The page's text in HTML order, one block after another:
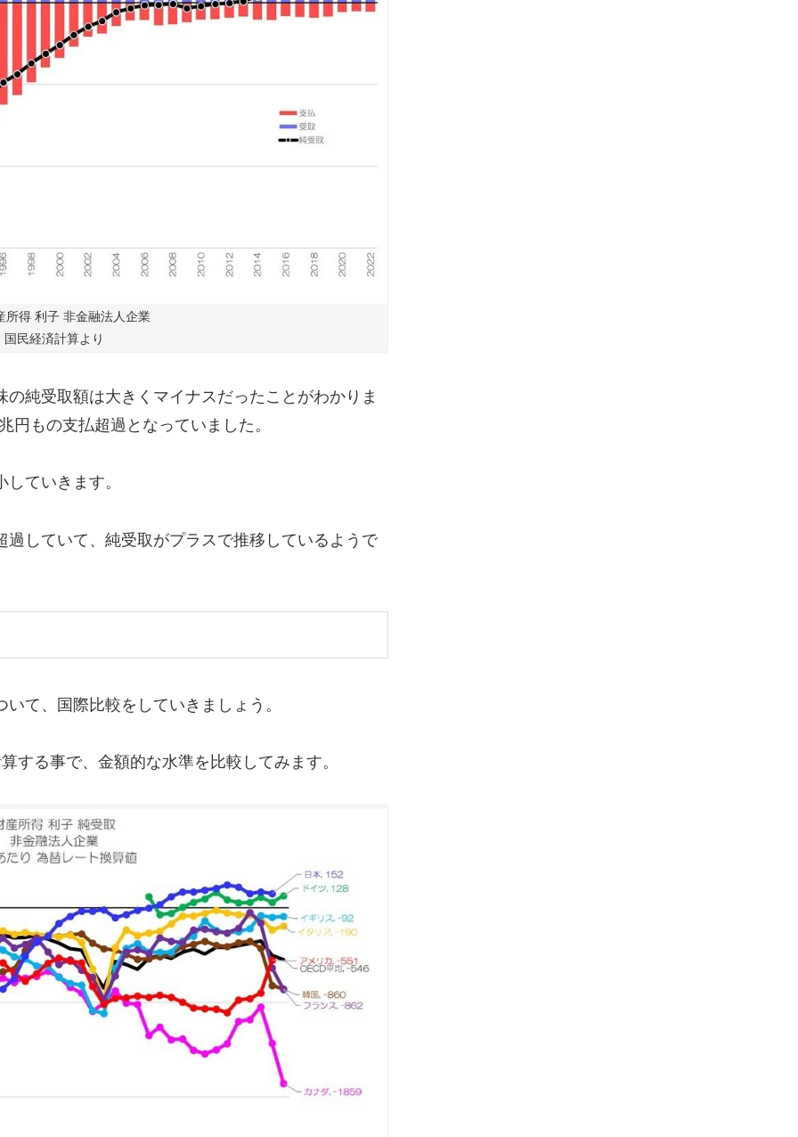
所得 利子 非金融法人企業
国民経済計算より
純受取額は大きくマイナスだったことがわかりま
円もの支払超過となっていました。
ていきます。
していて、純受取がプラスで推移しているようで
て、国際比較をしていきましょう。
する事で、金額的な水準を比較してみます。